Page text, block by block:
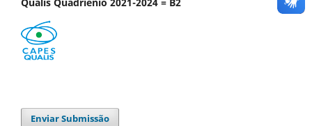
Enviar Submissão